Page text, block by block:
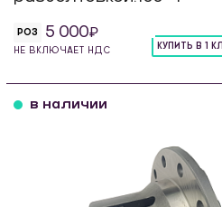
РОЗ 5 000
НЕ ВКЛЮЧАЕТ НДС КУПИТЬ В 1
в наличии